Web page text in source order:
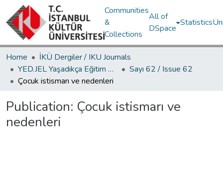
Communities
&
Collections
All of
DSpace
Statistics
Home
İKÜ Dergiler / IKU Journals
YED.JEL Yaşadıkça Eğitim Dergisi / Journal of Education For Life
Sayı 62 / Issue 62
Çocuk istismarı ve nedenleri
Publication: Çocuk istismarı ve
nedenleri